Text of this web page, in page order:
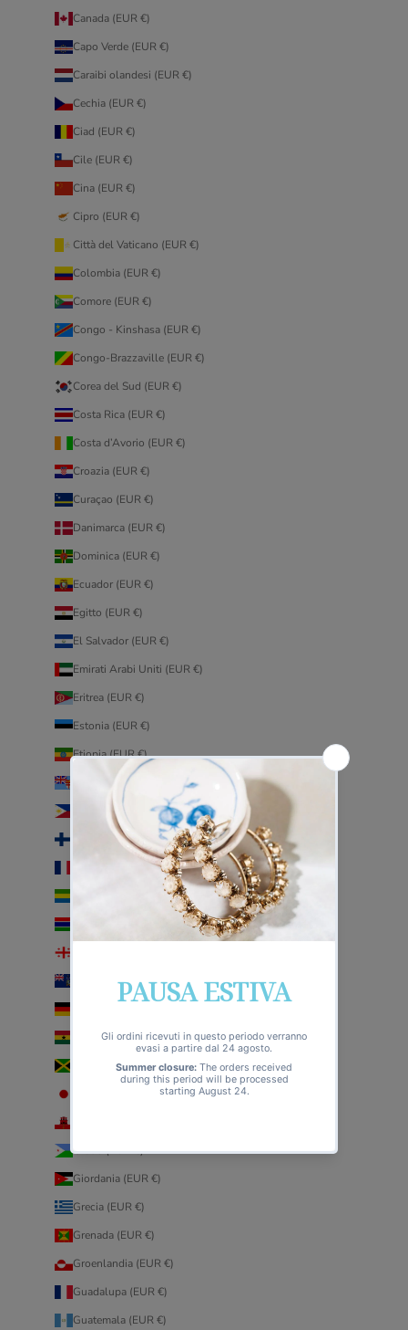
Canada (EUR €)
Capo Verde (EUR €)
Caraibi olandesi (EUR €)
Cechia (EUR €)
Ciad (EUR €)
Cile (EUR €)
Cina (EUR €)
Cipro (EUR €)
Città del Vaticano (EUR €)
Colombia (EUR €)
Comore (EUR €)
Congo - Kinshasa (EUR €)
Congo-Brazzaville (EUR €)
Corea del Sud (EUR €)
Costa Rica (EUR €)
Costa d’Avorio (EUR €)
Croazia (EUR €)
Curaçao (EUR €)
Danimarca (EUR €)
Dominica (EUR €)
Ecuador (EUR €)
Egitto (EUR €)
El Salvador (EUR €)
Emirati Arabi Uniti (EUR €)
Eritrea (EUR €)
Estonia (EUR €)
Etiopia (EUR €)
Figi (EUR €)
Filippine (EUR €)
Finlandia (EUR €)
Francia (EUR €)
Georgia del Sud e Sandwich australi (EUR €)
Ghana (EUR €)
Giamaica (EUR €)
Giappone (EUR €)
Gibuti (EUR €)
Giordania (EUR €)
Grecia (EUR €)
Grenada (EUR €)
Groenlandia (EUR €)
Guadalupa (EUR €)
Guatemala (EUR €)